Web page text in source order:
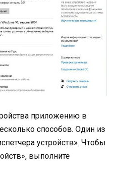
приложению в
способов. Один из
устройств». Чтобы
выполните